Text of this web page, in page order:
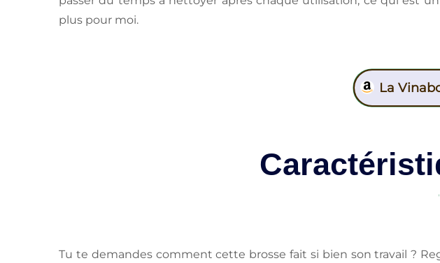
plus pour moi.
La
Tu te demandes comment cette brosse fait si bien son travail ?